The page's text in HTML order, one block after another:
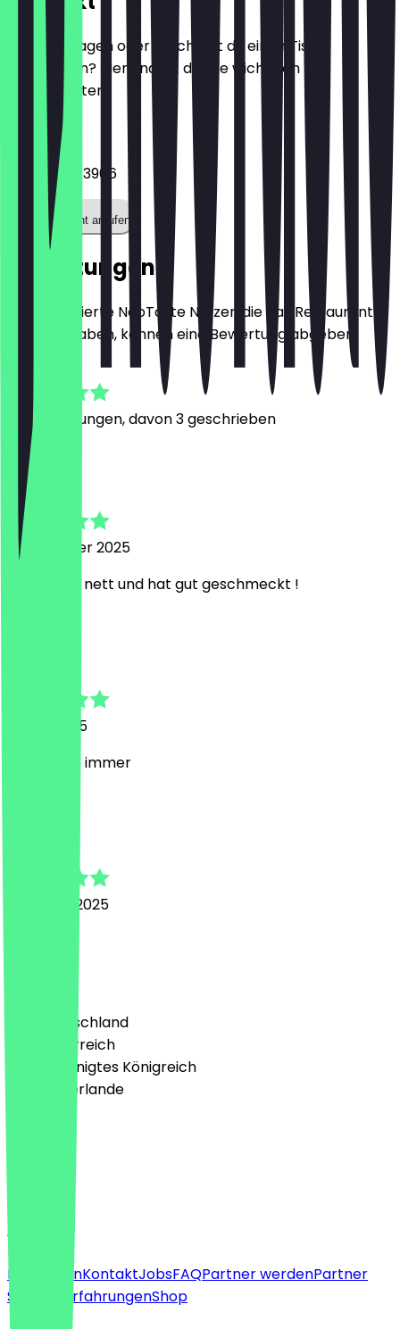
Hast du Fragen oder möchtest du einen Tisch
reservieren? Hier findest du alle wichtigen
Kontaktdaten.
Telefon
+494217943966
Restaurant anrufen
Bewertungen
Nur registrierte NeoTaste Nutzer, die das Restaurant
besucht haben, können eine Bewertung abgeben.
Bewertungen, davon 3 geschrieben
Janina
1. Dezember 2025
War super nett und hat gut geschmeckt !
21. Mai 2025
Lecker wie immer
8. Januar 2025
🇩🇪 Deutschland
🇦🇹 Österreich
🇬🇧 Vereinigtes Königreich
🇳🇱 Niederlande
About
Für FirmenKontaktJobsFAQPartner werdenPartner
Support
ErfahrungenShop